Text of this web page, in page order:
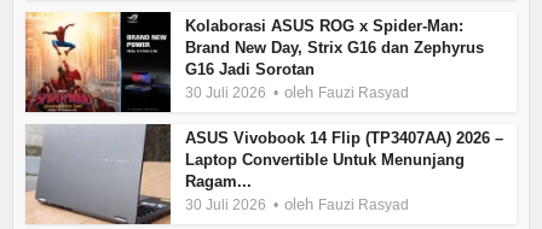
Kolaborasi ASUS ROG x Spider-Man:
Brand New Day, Strix G16 dan Zephyrus
G16 Jadi Sorotan
30 Juli 2026 oleh Fauzi Rasyad
ASUS Vivobook 14 Flip (TP3407AA) 2026 –
Laptop Convertible Untuk Menunjang
Ragam...
30 Juli 2026 oleh Fauzi Rasyad